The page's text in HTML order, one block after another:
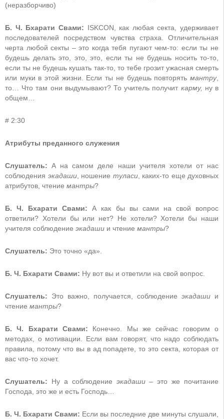
(неразборчиво)
Б. Ч. Бхарати Свами: ISKCON, как любая секта, удерживает
последователей посредством чувства страха. Отличительная
черта любой секты – это когда тебя пугают чем-то: если ты не
будешь делать это, это, это, если ты не будешь носить то-то,
если ты не будешь кушать так-то, то тебе грозит ужасная смерть
или муки в этой жизни. Если ты не будешь повторять мантру,
то… Что там они выдумывают? То учитель получит карму, ну в
общем…
# 2:30
Атрибуты преданного служения
Слушатель: А на самом деле наши учителя хотели от нас
соблюдения экадаши, ношение туласи, каких-то еще духовных
атрибутов, чтение мантры?
Б. Ч. Бхарати Свами: А как бы вы сами на свой вопрос
ответили? Хотели бы или нет? Не хотели? Хотели бы наши
учителя соблюдение экадаши и чтение мантры?
Слушатель: Это точно «да».
Б. Ч. Бхарати Свами: Ну вот вы и ответили на свой вопрос.
Слушатель: Это важно, получается, соблюдение экадаши и
чтение мантры?
Б. Ч. Бхарати Свами: Конечно. Мы же сейчас говорим о
методах, о мотивации. Если вам говорят, что надо соблюдать
правила, потому что вы в ад попадете, то это секта, которая от
вас что-то хочет.
Слушатель: Ну а соблюдение экадаши– это же почитание
Господа, это же и есть Господь…
Б. Ч. Бхарати Свами: Если вы последние две минуты слушали,